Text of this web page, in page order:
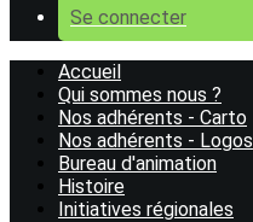
Se connecter
Accueil
Qui sommes nous ?
Nos adhérents - Carto
Nos adhérents - Logos
Bureau d'animation
Histoire
Initiatives régionales